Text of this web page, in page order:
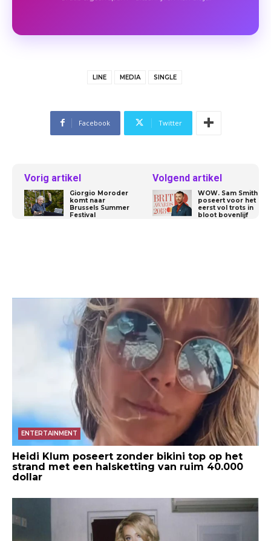
LINE MEDIA SINGLE
Facebook Twitter
Vorig artikel
Giorgio Moroder
komt naar
Brussels Summer
Festival
Volgend artikel
WOW. Sam Smith
poseert voor het
eerst vol trots in
bloot bovenlijf
ENTERTAINMENT
Heidi Klum poseert zonder bikini top op het
strand met een halsketting van ruim 40.000
dollar